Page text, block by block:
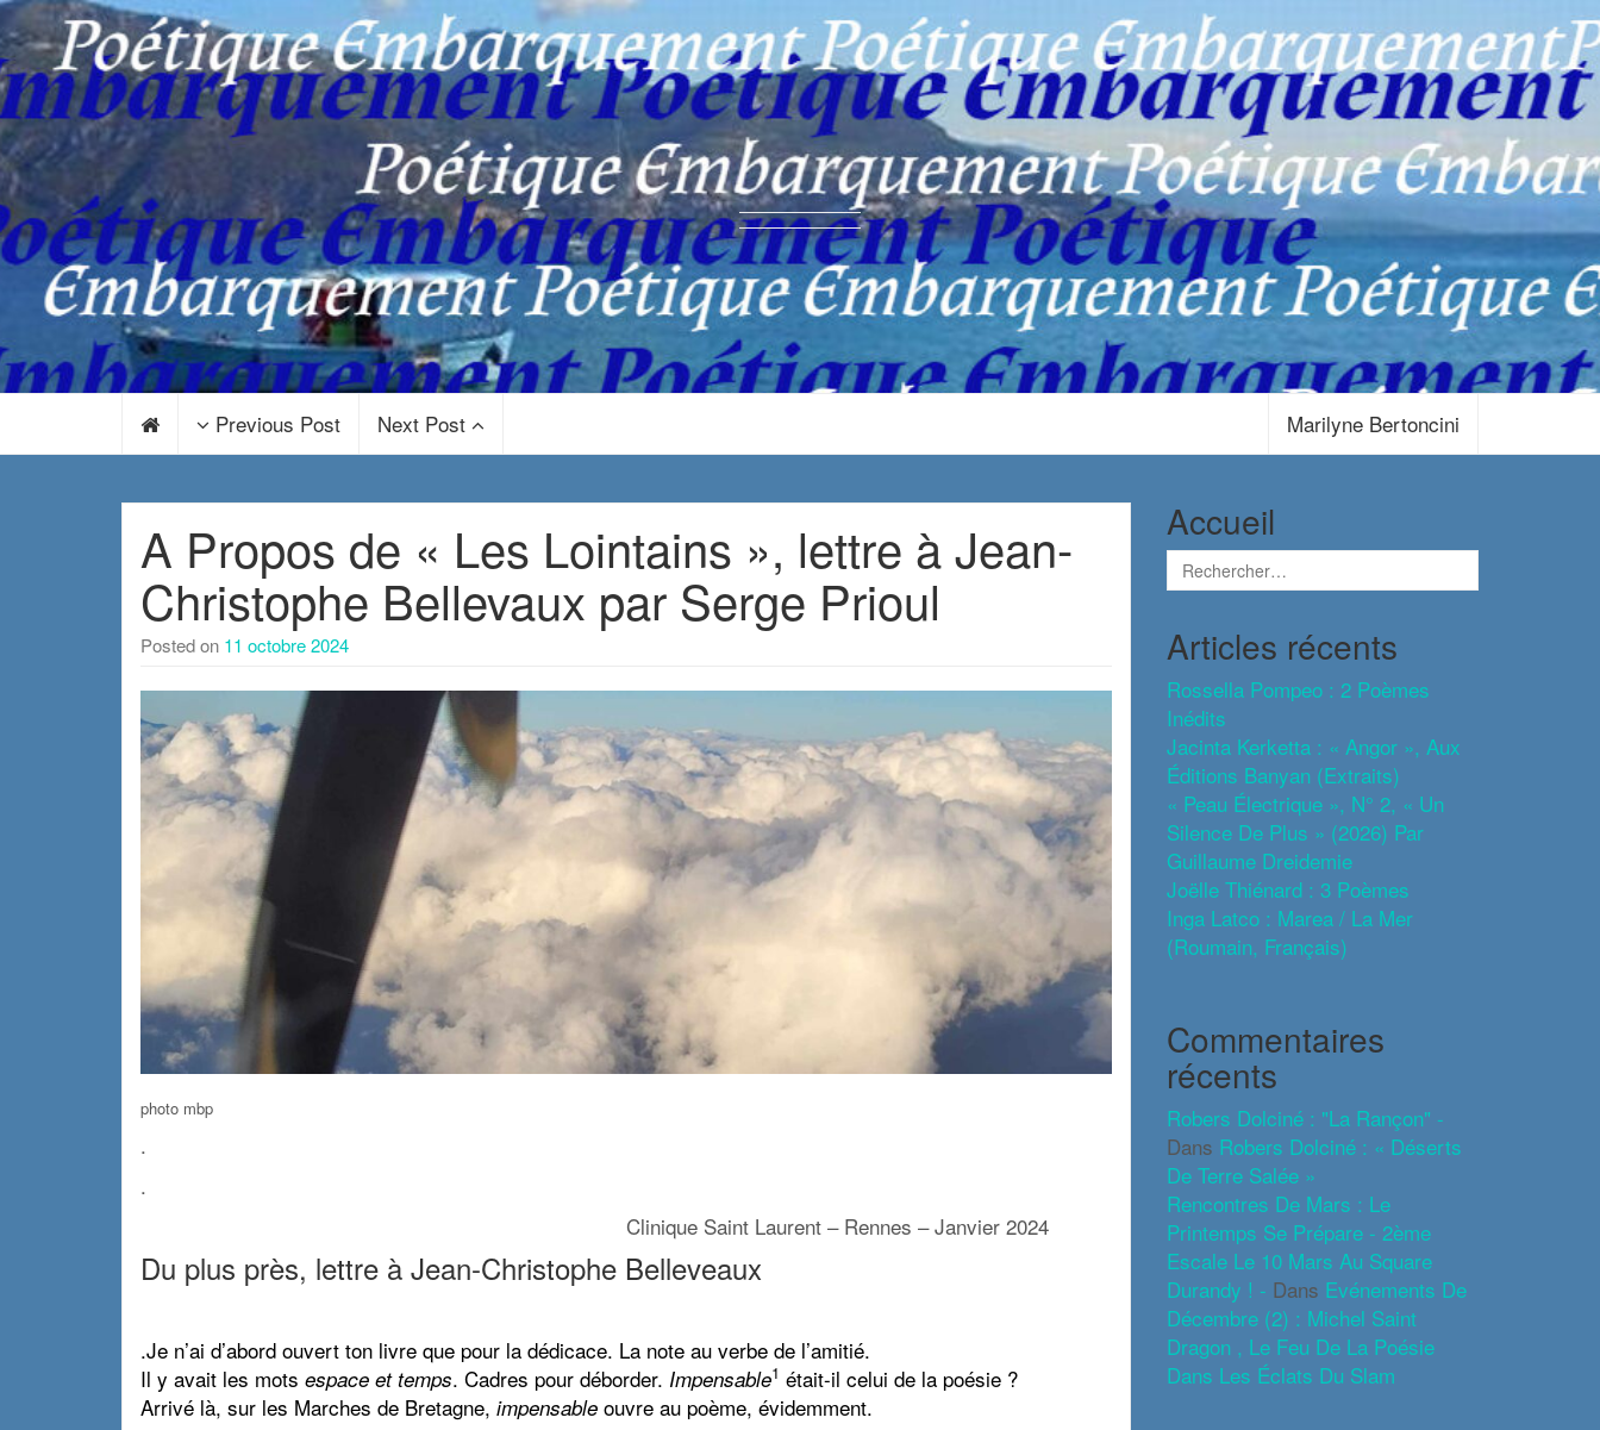
Previous Post Next Post Marilyne Bertoncini
A Propos de « Les Lointains », lettre à Jean-
Christophe Bellevaux par Serge Prioul
Posted on 11 octobre 2024
photo mbp
.
.
Clinique Saint Laurent – Rennes – Janvier 2024
Du plus près, lettre à Jean-Christophe Belleveaux
.Je n’ai d’abord ouvert ton livre que pour la dédicace. La note au verbe de l’amitié.
Il y avait les mots espace et temps. Cadres pour déborder. Impensable1 était-il celui de la poésie ?
Arrivé là, sur les Marches de Bretagne, impensable ouvre au poème, évidemment.
Accueil
Articles récents
Rossella Pompeo : 2 Poèmes
Inédits
Jacinta Kerketta : « Angor », Aux
Éditions Banyan (extraits)
« Peau Électrique », N° 2, « Un
Silence De Plus » (2026) Par
Guillaume Dreidemie
Joëlle Thiénard : 3 Poèmes
Inga Latco : Marea / La Mer
(roumain, Français)
Commentaires
récents
Robers Dolciné : "La Rançon" -
Dans Robers Dolciné : « Déserts
De Terre Salée »
Rencontres De Mars : Le
Printemps Se Prépare - 2ème
Escale Le 10 Mars Au Square
Durandy ! - Dans Evénements De
Décembre (2) : Michel Saint
Dragon , Le Feu De La Poésie
Dans Les Éclats Du Slam